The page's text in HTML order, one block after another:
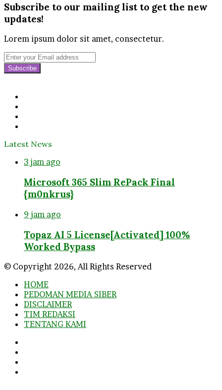
Subscribe to our mailing list to get the new
updates!
Lorem ipsum dolor sit amet, consectetur.
Enter
your
Email
Latest News
3 jam ago
Microsoft 365 Slim RePack Final
{m0nkrus}
9 jam ago
Topaz AI 5 License[Activated] 100%
Worked Bypass
© Copyright 2026, All Rights Reserved
HOME
PEDOMAN MEDIA SIBER
DISCLAIMER
TIM REDAKSI
TENTANG KAMI